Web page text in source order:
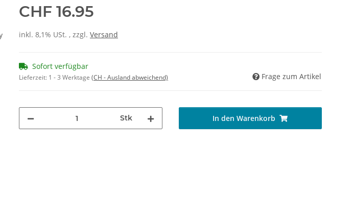
CHF 16.95
inkl. 8,1% USt. , zzgl. Versand
Sofort verfügbar
Lieferzeit: 1 - 3 Werktage (CH - Ausland abweichend) Frage zum Artikel
Stk In den Warenkorb